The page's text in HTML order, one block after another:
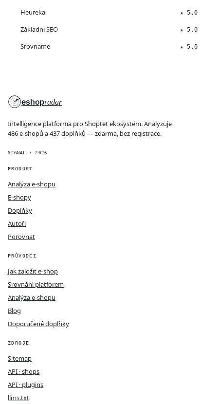
Heureka ★ 5,0
Základní SEO ★ 5,0
Srovname ★ 5,0
eshopradar
Intelligence platforma pro Shoptet ekosystém. Analyzuje
486 e-shopů a 437 doplňků — zdarma, bez registrace.
SIGNAL · 2026
PRODUKT
Analýza e-shopu
E-shopy
Doplňky
Autoři
Porovnat
PRŮVODCI
Jak založit e-shop
Srovnání platforem
Analýza e-shopu
Blog
Doporučené doplňky
ZDROJE
Sitemap
API · shops
API · plugins
llms.txt